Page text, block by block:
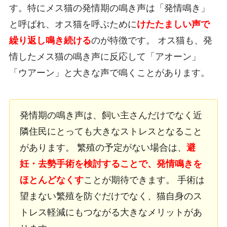
す。特にメス猫の発情期の鳴き声は「発情鳴き」
と呼ばれ、オス猫を呼ぶためにけたたましい声で
繰り返し鳴き続けるのが特徴です。 オス猫も、発
情したメス猫の鳴き声に反応して「アオーン」
「ウアーン」と大きな声で鳴くことがあります。
発情期の鳴き声は、飼い主さんだけでなく近
隣住民にとっても大きなストレスとなること
があります。 繁殖の予定がない場合は、 避
妊・去勢手術を検討することで、発情鳴きを
ほとんどなくすことが期待できます。 手術は
望まない繁殖を防ぐだけでなく、猫自身のス
トレス軽減にもつながる大きなメリットがあ